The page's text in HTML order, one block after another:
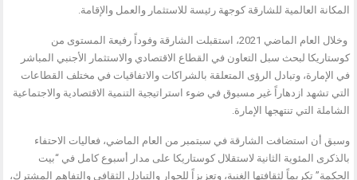
المكانة العالمية للشارقة كوجهة رئيسة للاستثمار والعمل والإقامة.
وخلال العام الماضي 2021، استقبلت الشارقة وفوداً رفيعة المستوى من
كوستاريكا لبحث سبل التعاون في القطاع الاقتصادي والاستثمار الأجنبي المباشر
في الإمارة، وتبادل الرؤى المتعلقة بالشراكات والاتفاقيات في مختلف القطاعات
التي تشهد ازدهاراً غير مسبوق في ضوء استراتيجية التنمية الاقتصادية والاجتماعية
الشاملة التي تنتهجها الإمارة.
وسبق أن استضافت الشارقة في سبتمبر من العام الماضي، فعاليات الاحتفاء
بالذكرى المئوية الثانية لاستقلال كوستاريكا على مدار أسبوع كامل في “بيت
الحكمة” تكريماً لثقافتها الغنية، وتعزيزاً للحوار والتبادل الثقافي والتفاهم المشترك،